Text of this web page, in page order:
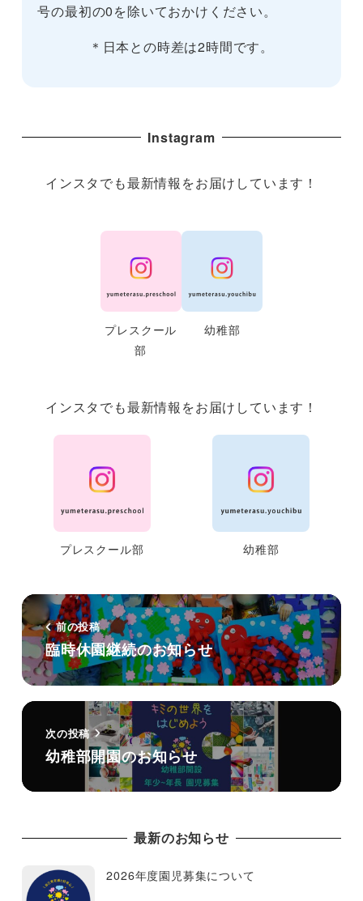
号の最初の0を除いておかけください。
＊日本との時差は2時間です。
Instagram
インスタでも最新情報をお届けしています！
プレスクール
部
幼稚部
インスタでも最新情報をお届けしています！
プレスクール部 幼稚部
前の投稿
臨時休園継続のお知らせ
次の投稿
幼稚部開園のお知らせ
最新のお知らせ
2026年度園児募集について